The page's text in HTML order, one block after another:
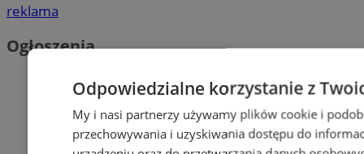
reklama
Ogłoszenia
Odpowiedzialne korzystanie z
My i nasi partnerzy używamy plików cookie i
przechowywania i uzyskiwania dostępu do